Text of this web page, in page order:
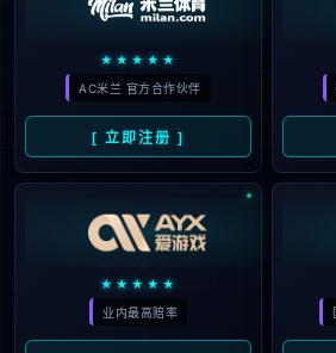
BLG公布下路双人
Viper自称首秀表